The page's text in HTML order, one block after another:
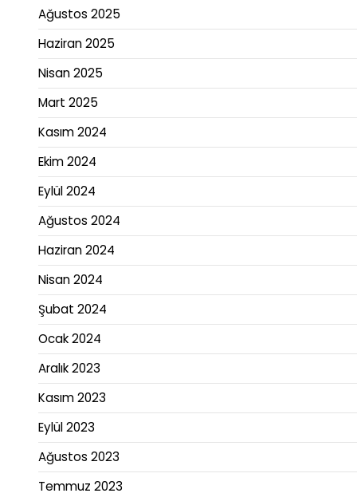
Ağustos 2025
Haziran 2025
Nisan 2025
Mart 2025
Kasım 2024
Ekim 2024
Eylül 2024
Ağustos 2024
Haziran 2024
Nisan 2024
Şubat 2024
Ocak 2024
Aralık 2023
Kasım 2023
Eylül 2023
Ağustos 2023
Temmuz 2023